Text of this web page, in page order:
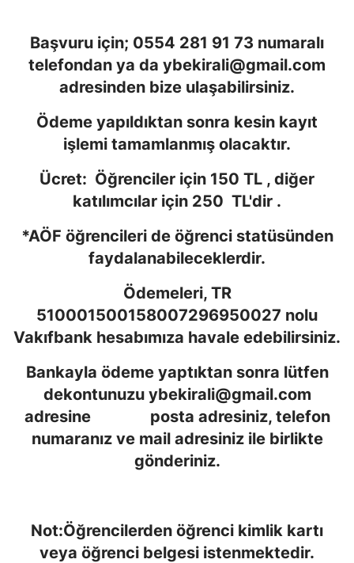
Başvuru için; 0554 281 91 73 numaralı
telefondan ya da ybekirali@gmail.com
adresinden bize ulaşabilirsiniz.
Ödeme yapıldıktan sonra kesin kayıt
işlemi tamamlanmış olacaktır.
Ücret: Öğrenciler için 150 TL , diğer
katılımcılar için 250 TL'dir .
*AÖF öğrencileri de öğrenci statüsünden
faydalanabileceklerdir.
Ödemeleri, TR
510001500158007296950027 nolu
Vakıfbank hesabımıza havale edebilirsiniz.
Bankayla ödeme yaptıktan sonra lütfen
dekontunuzu ybekirali@gmail.com
adresine posta adresiniz, telefon
numaranız ve mail adresiniz ile birlikte
gönderiniz.
Not:Öğrencilerden öğrenci kimlik kartı
veya öğrenci belgesi istenmektedir.